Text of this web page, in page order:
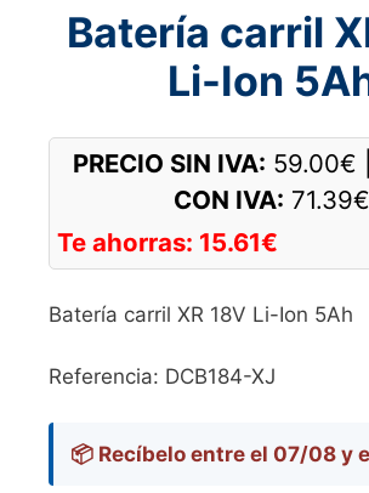
Batería carril
Li-Ion
PRECIO SIN IVA: 59.00€
CON IVA: 71.39€
Te ahorras: 15.61€
Batería carril XR 18V Li-Ion 5Ah
Referencia: DCB184-XJ
📦 Recíbelo entre el 07/08 y